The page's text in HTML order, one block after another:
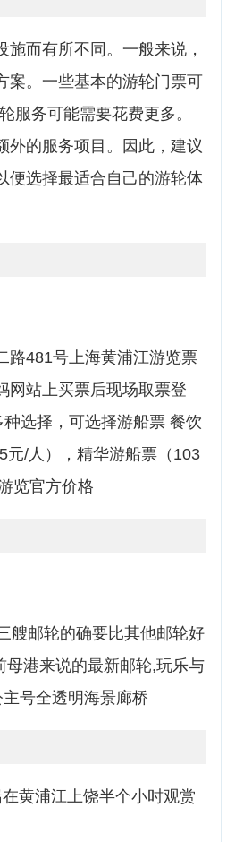
而有所不同。一般来说，
案。一些基本的游轮门票可
服务可能需要花费更多。
外的服务项目。因此，建议
便选择最适合自己的游轮体
路481号上海黄浦江游览票
网站上买票后现场取票登
选择，可选择游船票 餐饮
元/人），精华游船票（103
览官方价格
艘邮轮的确要比其他邮轮好
港来说的最新邮轮,玩乐与
号全透明海景廊桥
黄浦江上饶半个小时观赏